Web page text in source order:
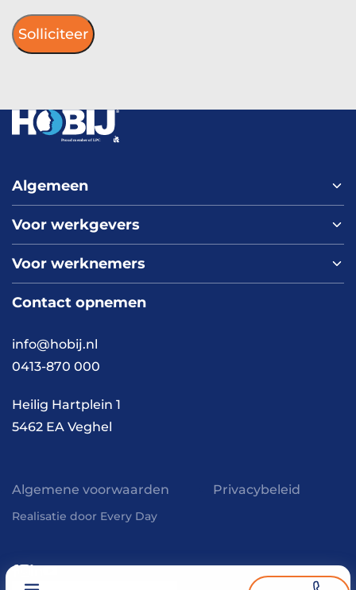
Algemeen
Home
Over ons
Werken bij HOBIJ
Contact
Voor werkgevers
Nieuws
Blog
Academy
Cases
Voor werknemers
Vacaturepagina
Werken en wonen
Kennis en inspiratie
Contact opnemen
info@hobij.nl
0413-870 000
Heilig Hartplein 1
5462 EA Veghel
Algemene voorwaarden Privacybeleid
Realisatie door Every Day